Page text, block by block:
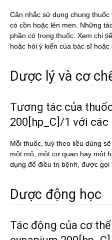
Cân nhắc sử dụng chung
có cồn hoặc lên men. Những
phần có trong thuốc. Xem chi
hoặc hỏi ý kiến của bác sĩ
Dược lý và cơ
Tương tác của
200[hp_C]/1 với các
Mỗi thuốc, tuỳ theo liều dùng
một mô, một cơ quan hay một
dụng để điều trị bệnh, được gọi
Dược động học
Tác động của cơ